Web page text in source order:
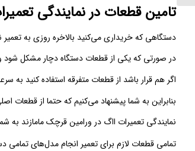
تامین قطعات در نمایندگی
دستگاهی که خریداری می‌کنید بالاخره روزی به
در صورتی که یکی از قطعات دستگاه دچار مشکل شود
اگر هم قرار باشد از قطعات متفرقه استفاده کنید
بنابراین به شما پیشنهاد می‌کنیم که حتما از قطعات
نمایندگی تعمیرات ااگ در ورامین قرچک مامازند به
تمامی قطعات لازم برای تعمیر انجام مدل‌های تمامی